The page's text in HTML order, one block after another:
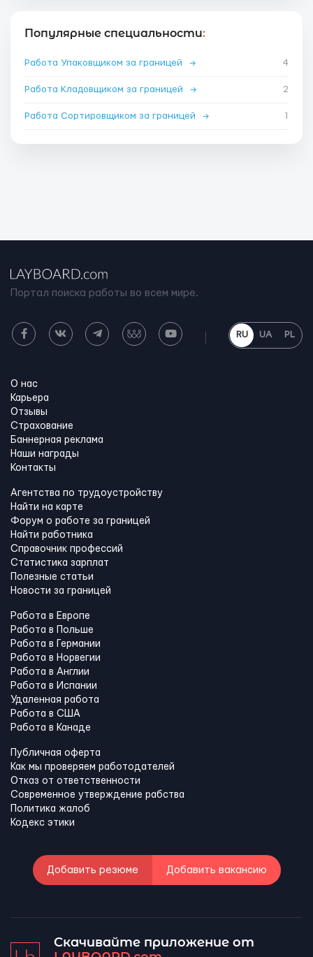
Популярные специальности:
Работа Упаковщиком за границей → 4
Работа Кладовщиком за границей → 2
Работа Сортировщиком за границей → 1
Портал поиска работы во всем мире.
RU UA PL
О нас
Карьера
Отзывы
Страхование
Баннерная реклама
Наши награды
Контакты
Агентства по трудоустройству
Найти на карте
Форум о работе за границей
Найти работника
Справочник профессий
Статистика зарплат
Полезные статьи
Новости за границей
Работа в Европе
Работа в Польше
Работа в Германии
Работа в Норвегии
Работа в Англии
Работа в Испании
Удаленная работа
Работа в США
Работа в Канадe
Публичная оферта
Как мы проверяем работодателей
Отказ от ответственности
Современное утверждение рабства
Политика жалоб
Кодекс этики
Добавить резюме Добавить вакансию
Скачивайте приложение от